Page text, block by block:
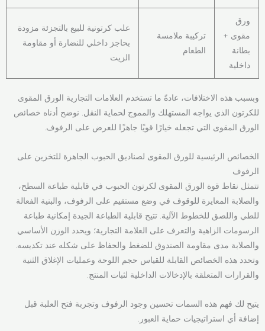
ورق
مقوى +
بطانة
داخلية
تركيبة ملامسة
الطعام
علب كرتونية للبيع بالتجزئة مزودة
بحاجز داخلي للنضارة أو مقاومة
الزيت
وبسبب هذه الاختلافات، عادةً ما تستخدم العلامات التجارية الورق المقوى
للكرتون الذي يواجه المستهلك والمموج لحماية النقل. نوضح أدناه خصائص
الورق المقوى التي تجعله خيارًا قويًا جاهزًا للعرض على الرفوف.
الخصائص الرئيسية للورق المقوى لصناديق الحبوب الجاهزة للتخزين على
الرفوف
تتمثل نقاط قوة الورق المقوى لكرتون الحبوب في قابلية طباعة السطح،
والصلابة المعايرة للوقوف في وضع مستقيم على الرفوف، والبنية الفعالة
للطي واللصق للخطوط الآلية. تتيح قابلية الطباعة الجيدة إمكانية طباعة
الرسومات الزاهية والتعرف على العلامة التجارية؛ ويحدد الوزن الأساسي
والصلابة مدى مقاومة الصندوق للضغط والحفاظ على شكله عند تكديسه.
وتحدد هذه الخصائص القابلة للقياس حجم اللوحة وعمليات الإغلاق الثنية
والقرارات المتعلقة بالإدخالات الداخلية لثبات المنتج.
يتيح لك فهم هذه السمات تحسين وجود الرفوف وتجربة فتح العلبة قبل
إضافة أي استراتيجيات حماية العبور.